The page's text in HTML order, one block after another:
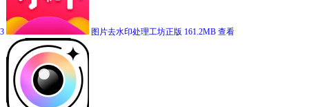
3 图片去水印处理工坊正版 161.2MB 查看